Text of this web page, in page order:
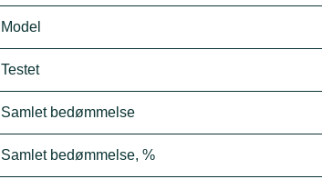
Model
Testet
Samlet bedømmelse
Samlet bedømmelse, %